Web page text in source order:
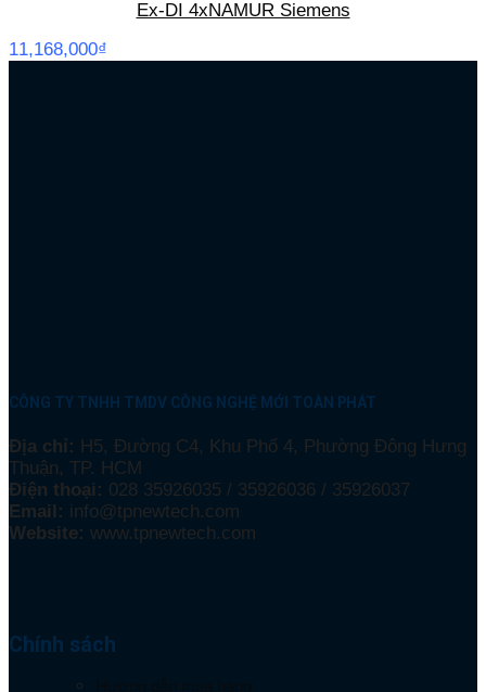
Ex-DI 4xNAMUR Siemens
11,168,000₫
CÔNG TY TNHH TMDV CÔNG NGHỆ MỚI TOÀN PHÁT
Địa chỉ: H5, Đường C4, Khu Phố 4, Phường Đông Hưng
Thuận, TP. HCM
Điện thoại: 028 35926035 / 35926036 / 35926037
Email: info@tpnewtech.com
Website: www.tpnewtech.com
Chính sách